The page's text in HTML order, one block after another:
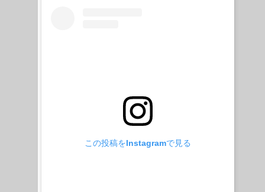
この投稿をInstagramで見る